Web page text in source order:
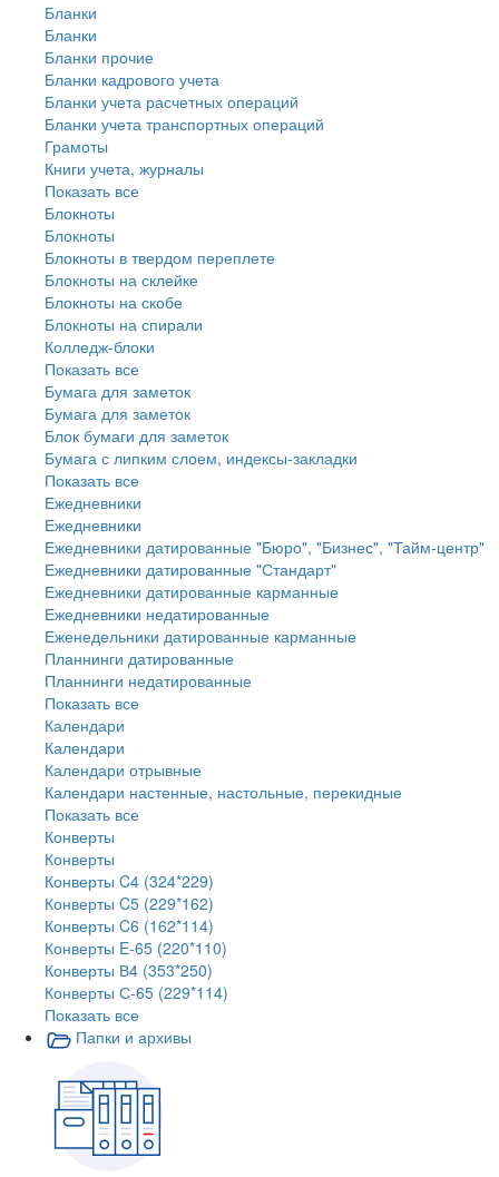
Бланки
Бланки
Бланки прочие
Бланки кадрового учета
Бланки учета расчетных операций
Бланки учета транспортных операций
Грамоты
Книги учета, журналы
Показать все
Блокноты
Блокноты
Блокноты в твердом переплете
Блокноты на склейке
Блокноты на скобе
Блокноты на спирали
Колледж-блоки
Показать все
Бумага для заметок
Бумага для заметок
Блок бумаги для заметок
Бумага с липким слоем, индексы-закладки
Показать все
Ежедневники
Ежедневники
Ежедневники датированные "Бюро", "Бизнес", "Тайм-центр"
Ежедневники датированные "Стандарт"
Ежедневники датированные карманные
Ежедневники недатированные
Еженедельники датированные карманные
Планнинги датированные
Планнинги недатированные
Показать все
Календари
Календари
Календари отрывные
Календари настенные, настольные, перекидные
Показать все
Конверты
Конверты
Конверты C4 (324*229)
Конверты C5 (229*162)
Конверты C6 (162*114)
Конверты E-65 (220*110)
Конверты В4 (353*250)
Конверты С-65 (229*114)
Показать все
Папки и архивы